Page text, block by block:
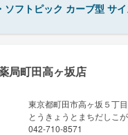
ソフトピック カーブ型 サ
局町田高ヶ坂店
東京都町田市高ヶ坂５丁
とうきょうとまちだしこ
042-710-8571